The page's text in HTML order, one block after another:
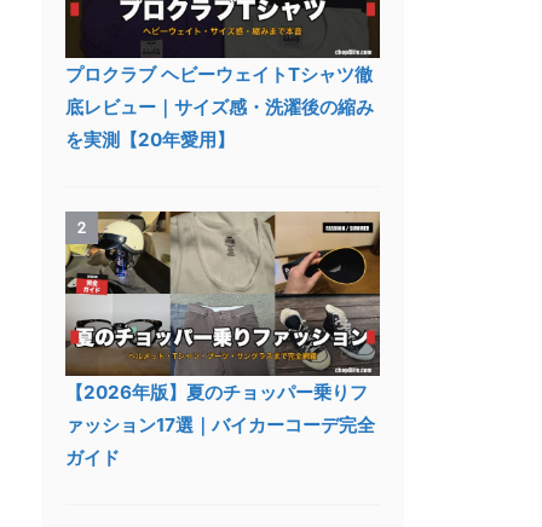
プロクラブ ヘビーウェイトTシャツ徹
底レビュー｜サイズ感・洗濯後の縮み
を実測【20年愛用】
2
【2026年版】夏のチョッパー乗りフ
ァッション17選｜バイカーコーデ完全
ガイド